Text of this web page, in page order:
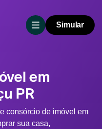
Simular
em
PR
consórcio de imóvel em
sua casa,